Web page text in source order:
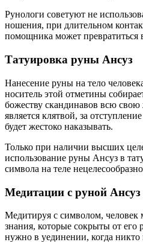
Рунологи советуют не
ношения, при длительном
помощника может превратиться
Татуировка руны Ансуз
Нанесение руны на тело
носитель этой отметины
божеству скандинавов всю свою
является клятвой, за
будет жестоко наказывать.
Только при наличии высших
использование руны Ансуз в
символа на теле
Медитации с руной Ансуз
Медитируя с символом, человек
знания, которые сокрыты от его
нужно в уединении, когда никто